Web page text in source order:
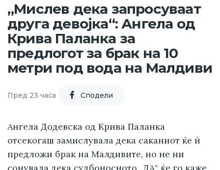
„Мислев дека запросуваат
друга девојка“: Ангела од
Крива Паланка за
предлогот за брак на 10
метри под вода на Малдиви
Пред 23 часа Cподели
Ангела Додевска од Крива Паланка
отсекогаш замислувала дека саканиот ќе ѝ
предложи брак на Малдивите, но не ни